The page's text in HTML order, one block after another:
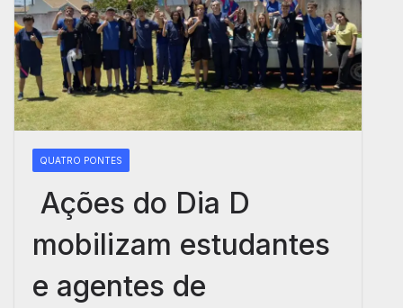
QUATRO PONTES
Ações do Dia D
mobilizam estudantes
e agentes de